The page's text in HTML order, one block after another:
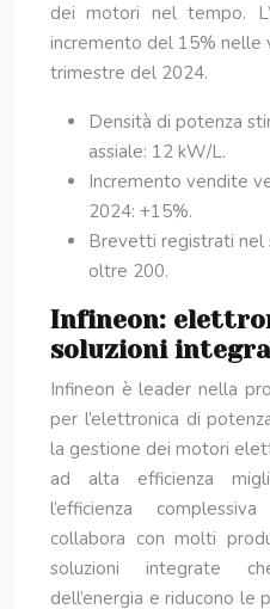
dei motori nel tempo.
incremento del 15% nelle
trimestre del 2024.
Densità di potenza
assiale: 12 kW/L.
Incremento vendite
2024: +15%.
Brevetti registrati
oltre 200.
Infineon:
soluzioni
Infineon è leader nella
per l’elettronica di
la gestione dei motori
ad alta efficienza
l’efficienza
collabora con molti
soluzioni integrate
dell’energia e riducono